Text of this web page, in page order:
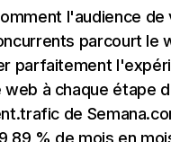
l'audience de
parcourt le
parfaitement
à chaque étape
de
% de mois en